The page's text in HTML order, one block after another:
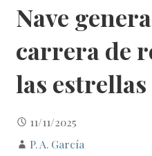
Nave
carrera de
las estrellas
11/11/2025
P. A. García